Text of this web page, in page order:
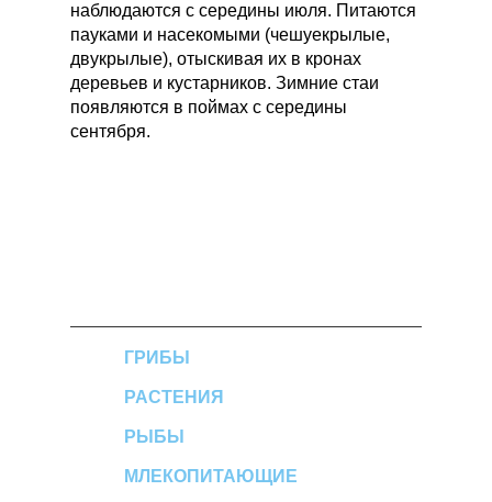
наблюдаются с середины июля. Питаются
пауками и насекомыми (чешуекрылые,
двукрылые), отыскивая их в кронах
деревьев и кустарников. Зимние стаи
появляются в поймах с середины
сентября.
ГРИБЫ
РАСТЕНИЯ
РЫБЫ
МЛЕКОПИТАЮЩИЕ